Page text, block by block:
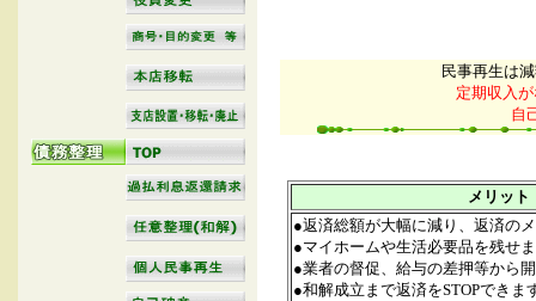
民事再生は
定期収入
自
メリット
●返済総額が大幅に減り、返済の
●マイホームや生活必要品を残せ
●業者の督促、給与の差押等から
●和解成立まで返済をSTOPできま